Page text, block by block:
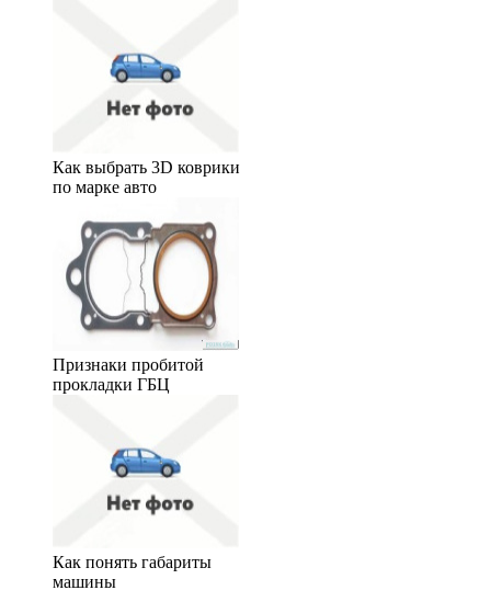
Как выбрать 3D коврики
по марке авто
Признаки пробитой
прокладки ГБЦ
Как понять габариты
машины